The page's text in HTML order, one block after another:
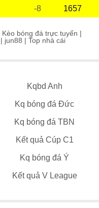
-8 1657
Kèo bóng đá trực tuyến |
| jun88 | Top nhà cái
Kqbd Anh
Kq bóng đá Đức
Kq bóng đá TBN
Kết quả Cúp C1
Kq bóng đá Ý
Kết quả V League